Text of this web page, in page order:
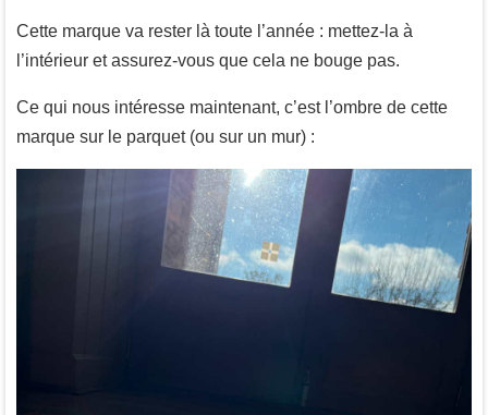
Cette marque va rester là toute l’année : mettez-la à
l’intérieur et assurez-vous que cela ne bouge pas.
Ce qui nous intéresse maintenant, c’est l’ombre de cette
marque sur le parquet (ou sur un mur) :